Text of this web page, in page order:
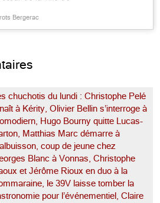
jadis Jean Rolland,
Bergerac
chuchotis du lundi : Christophe Pelé
à Kérity, Olivier Bellin s’interroge à
Hugo Bourny quitte Lucas-
Matthias Marc démarre à
coup de jeune chez
Blanc à Vonnas, Christophe
et Jérôme Rioux en duo à la
le 39V laisse tomber la
pour l’événementiel, Claire